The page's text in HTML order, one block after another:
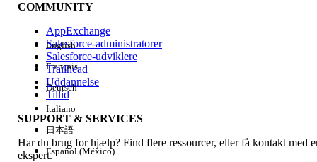
Experience
Ryd alle Udført
COMMUNITY
AppExchange
Salesforce-administratorer
Salesforce-udviklere
Trailhead
Uddannelse
Tillid
SUPPORT & SERVICES
Har du brug for hjælp? Find flere ressourcer, eller få kontakt med
ekspert.
English
Français
Deutsch
Italiano
日本語
Español (México)